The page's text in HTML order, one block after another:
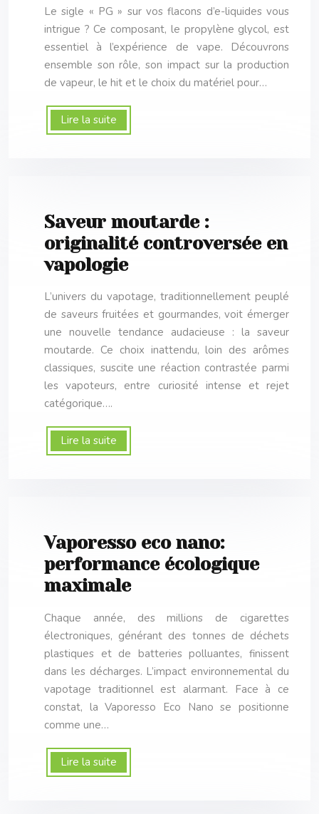
Le sigle « PG » sur vos flacons d’e-liquides vous
intrigue ? Ce composant, le propylène glycol, est
essentiel à l’expérience de vape. Découvrons
ensemble son rôle, son impact sur la production
de vapeur, le hit et le choix du matériel pour…
Lire la suite
Saveur moutarde :
originalité controversée en
vapologie
L’univers du vapotage, traditionnellement peuplé
de saveurs fruitées et gourmandes, voit émerger
une nouvelle tendance audacieuse : la saveur
moutarde. Ce choix inattendu, loin des arômes
classiques, suscite une réaction contrastée parmi
les vapoteurs, entre curiosité intense et rejet
catégorique….
Lire la suite
Vaporesso eco nano:
performance écologique
maximale
Chaque année, des millions de cigarettes
électroniques, générant des tonnes de déchets
plastiques et de batteries polluantes, finissent
dans les décharges. L’impact environnemental du
vapotage traditionnel est alarmant. Face à ce
constat, la Vaporesso Eco Nano se positionne
comme une…
Lire la suite